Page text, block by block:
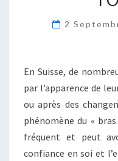
2
En Suisse, de
par l’apparence de
ou après des
phénomène du «
fréquent et peut
confiance en soi et